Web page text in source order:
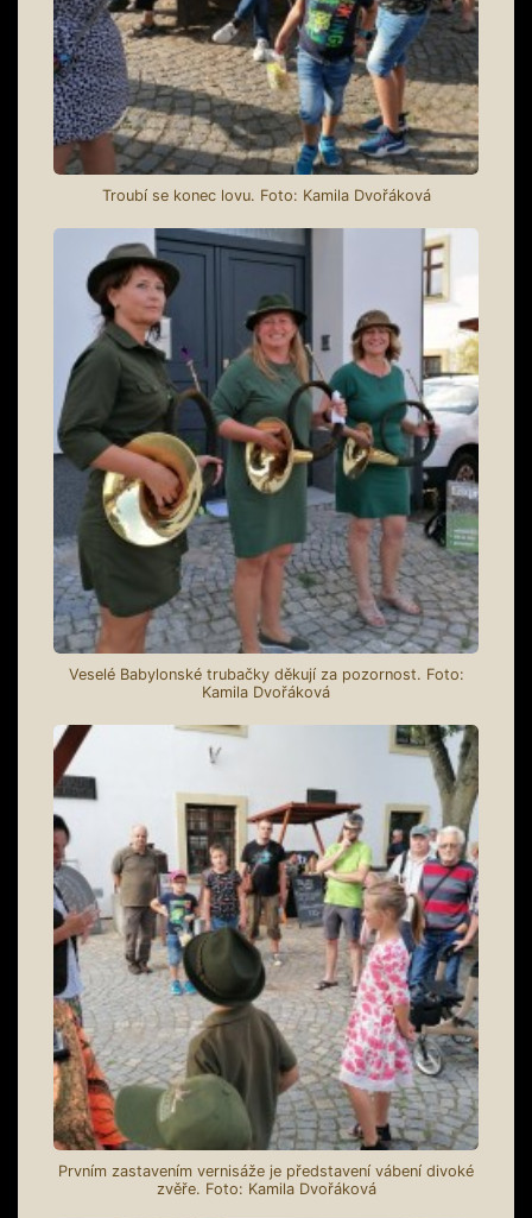
Troubí se konec lovu. Foto: Kamila Dvořáková
Veselé Babylonské trubačky děkují za pozornost. Foto:
Kamila Dvořáková
Prvním zastavením vernisáže je představení vábení divoké
zvěře. Foto: Kamila Dvořáková